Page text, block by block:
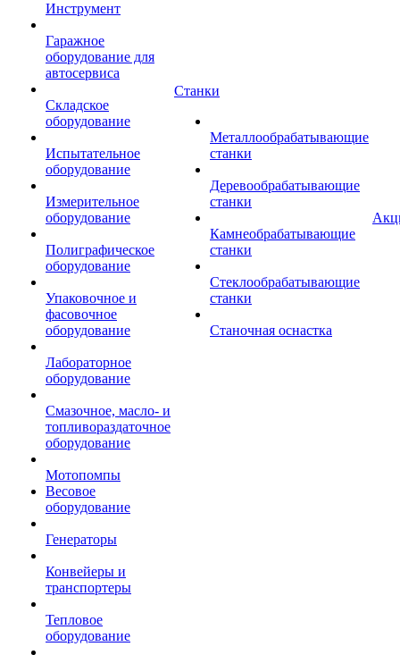
Инструмент
Гаражное
оборудование для
автосервиса
Складское
оборудование
Испытательное
оборудование
Измерительное
оборудование
Полиграфическое
оборудование
Упаковочное и
фасовочное
оборудование
Лабораторное
оборудование
Смазочное, масло- и
топливораздаточное
оборудование
Мотопомпы
Весовое
оборудование
Генераторы
Конвейеры и
транспортеры
Тепловое
оборудование
Станки
Металлообрабатывающие
станки
Деревообрабатывающие
станки
Камнеобрабатывающие
станки
Стеклообрабатывающие
станки
Станочная оснастка